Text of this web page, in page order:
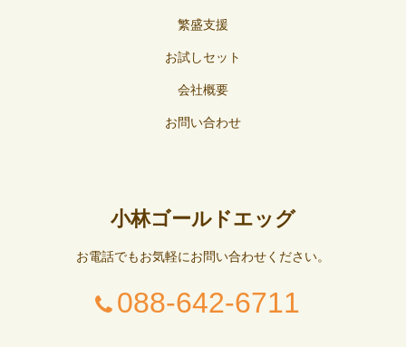
繁盛支援
お試しセット
会社概要
お問い合わせ
小林ゴールドエッグ
お電話でもお気軽にお問い合わせください。
088-642-6711